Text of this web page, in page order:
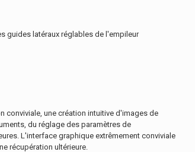
guides latéraux réglables de l'empileur
conviviale, une création intuitive d'images de
du réglage des paramètres de
L'interface graphique extrêmement conviviale
récupération ultérieure.